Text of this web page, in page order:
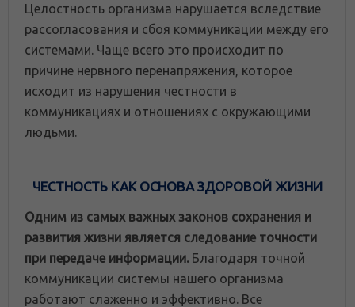
Целостность организма нарушается вследствие
рассогласования и сбоя коммуникации между его
системами. Чаще всего это происходит по
причине нервного перенапряжения, которое
исходит из нарушения честности в
коммуникациях и отношениях с окружающими
людьми.
ЧЕСТНОСТЬ КАК ОСНОВА ЗДОРОВОЙ ЖИЗНИ
Одним из самых важных законов сохранения и
развития жизни является следование точности
при передаче информации. Благодаря точной
коммуникации системы нашего организма
работают слаженно и эффективно. Все